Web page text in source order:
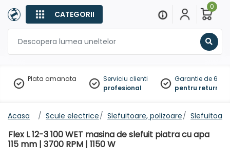
CATEGORII
0
Plata amanata
Serviciu clienti
profesional
Garantie de 60
pentru
Acasa Scule electrice Slefuitoare, polizoare
Flex L 12-3 100 WET masina de slefuit piatra cu apa
115 mm | 3700 RPM | 1150 W